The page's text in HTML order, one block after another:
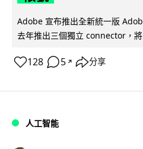
Adobe 宣布推出全新統一版
去年推出三個獨立 connector，
128 5 ↗ 分享
人工智能